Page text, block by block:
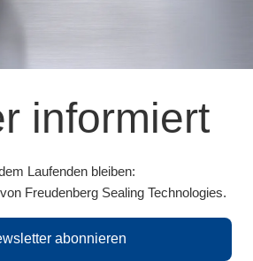
informiert
Laufenden bleiben:
Freudenberg Sealing Technologies.
abonnieren